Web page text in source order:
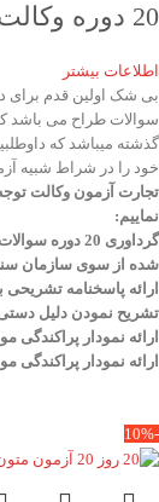
20 دوره وکالت آزمون حقوق تجارت – چتردانش
اطلاعات بیشتر
بی شک اولین قدم برای
سوالات طراح می باشد
گذشته میباشد که
خود را در شراط شبیه
تجارت آزمون وکالت
نماییم:
شده از سوی سازمان
ارائه پاسخنامه
تشریح نمودن دلیل
ارائه نمودار
رائه نمودار پراکندگی
-10%